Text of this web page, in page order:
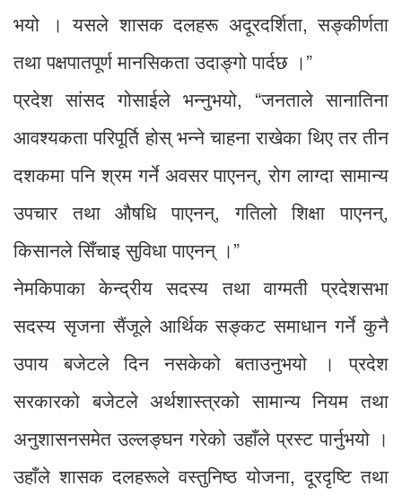
भयो । यसले शासक दलहरू अदूरदर्शिता, सङ्कीर्णता
तथा पक्षपातपूर्ण मानसिकता उदाङ्गो पार्दछ ।”
प्रदेश सांसद गोसाईले भन्नुभयो, “जनताले सानातिना
आवश्यकता परिपूर्ति होस् भन्ने चाहना राखेका थिए तर तीन
दशकमा पनि श्रम गर्ने अवसर पाएनन्, रोग लाग्दा सामान्य
उपचार तथा औषधि पाएनन्, गतिलो शिक्षा पाएनन्,
किसानले सिँचाइ सुविधा पाएनन् ।”
नेमकिपाका केन्द्रीय सदस्य तथा वाग्मती प्रदेशसभा
सदस्य सृजना सैंजूले आर्थिक सङ्कट समाधान गर्ने कुनै
उपाय बजेटले दिन नसकेको बताउनुभयो । प्रदेश
सरकारको बजेटले अर्थशास्त्रको सामान्य नियम तथा
अनुशासनसमेत उल्लङ्घन गरेको उहाँले प्रस्ट पार्नुभयो ।
उहाँले शासक दलहरूले वस्तुनिष्ठ योजना, दूरदृष्टि तथा